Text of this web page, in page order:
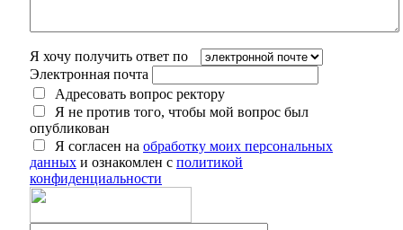
Я хочу получить ответ по
Электронная почта
Адресовать вопрос ректору
Я не против того, чтобы мой вопрос был
опубликован
Я согласен на обработку моих персональных
данных и ознакомлен с политикой
конфиденциальности